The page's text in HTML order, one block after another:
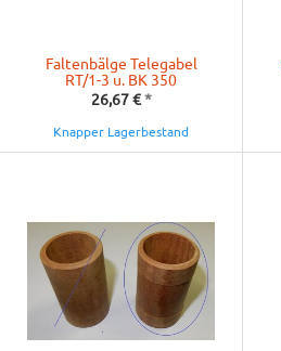
Faltenbälge Telegabel
RT/1-3 u. BK 350
26,67 €*
Knapper Lagerbestand